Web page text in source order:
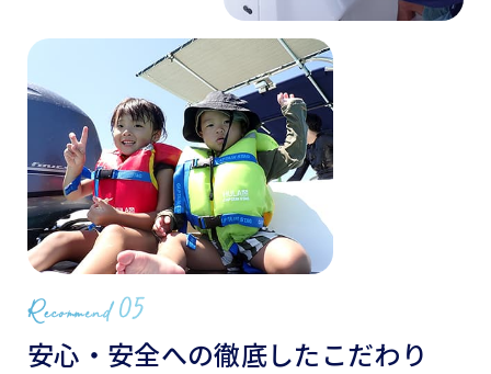
安心・安全への徹底したこだわり